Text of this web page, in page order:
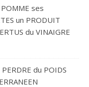
ses
un PRODUIT
du VINAIGRE
du POIDS